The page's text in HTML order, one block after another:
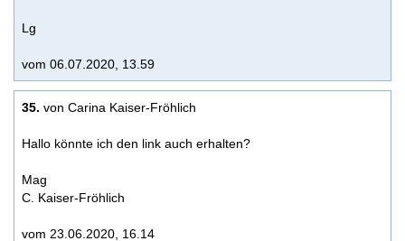
Lg
vom 06.07.2020, 13.59
35. von Carina Kaiser-Fröhlich
Hallo könnte ich den link auch erhalten?
Mag
C. Kaiser-Fröhlich
vom 23.06.2020, 16.14